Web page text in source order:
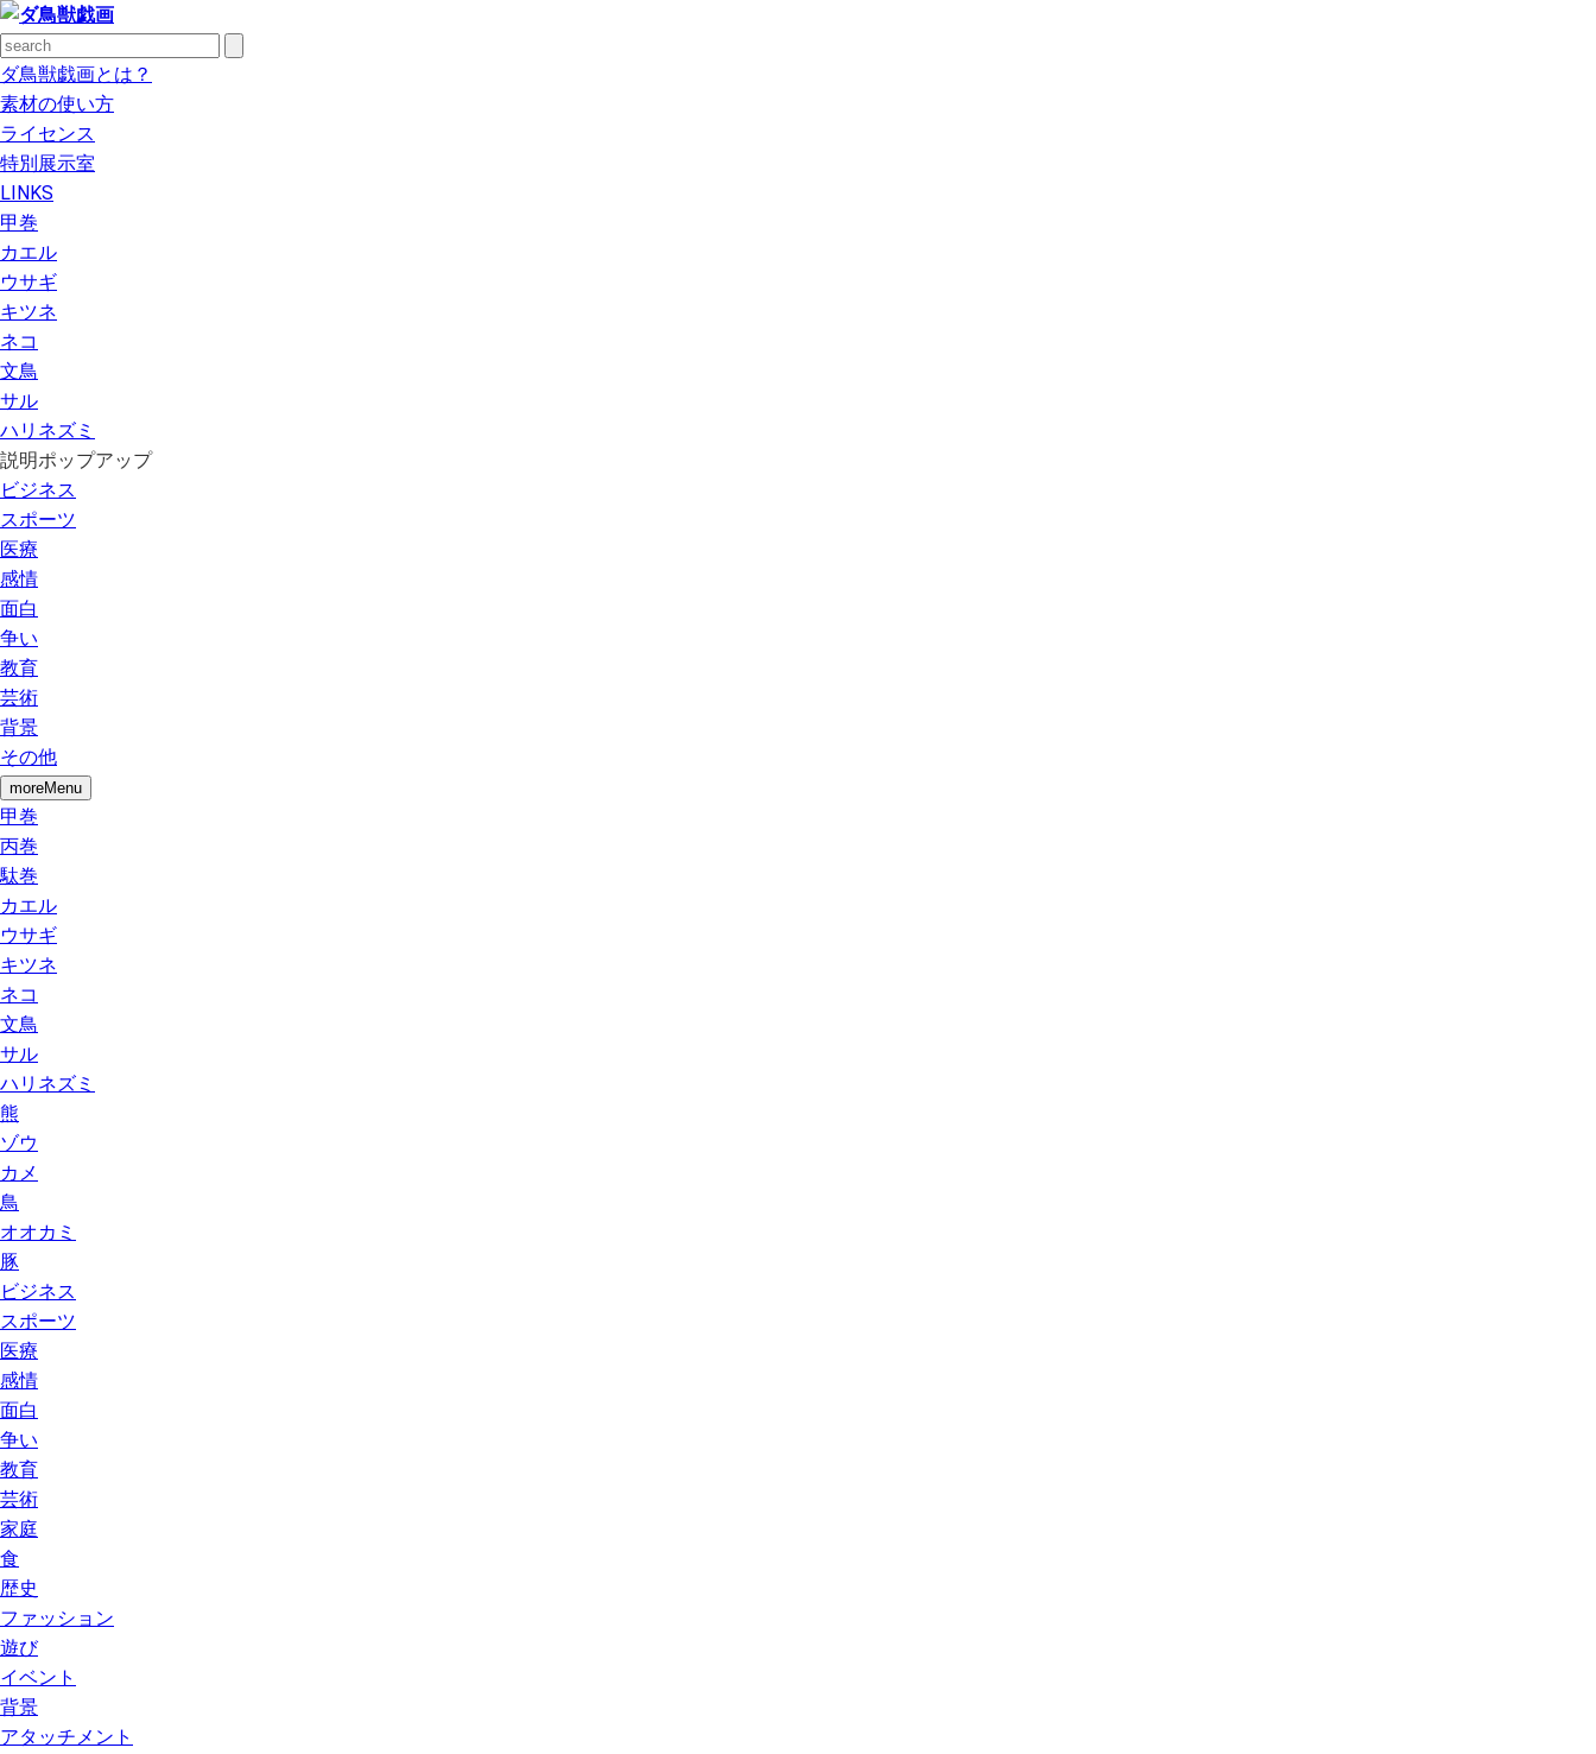
ダ鳥獣戯画とは？
素材の使い方
ライセンス
特別展示室
LINKS
甲巻
カエル
ウサギ
キツネ
ネコ
文鳥
サル
ハリネズミ
説明ポップアップ
ビジネス
スポーツ
医療
感情
面白
争い
教育
芸術
背景
その他
moreMenu
甲巻
丙巻
駄巻
カエル
ウサギ
キツネ
ネコ
文鳥
サル
ハリネズミ
熊
ゾウ
カメ
鳥
オオカミ
豚
ビジネス
スポーツ
医療
感情
面白
争い
教育
芸術
家庭
食
歴史
ファッション
遊び
イベント
背景
アタッチメント